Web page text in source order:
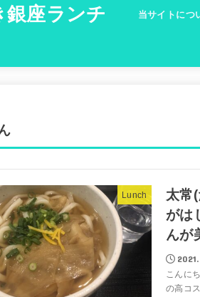
銀座ランチ 当サイトにつ
Lunch
太常
がは
んが
こんに
の高コ